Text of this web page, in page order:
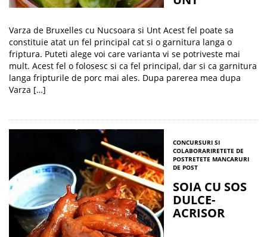
Varza de Bruxelles cu Nucsoara si Unt Acest fel poate sa
constituie atat un fel principal cat si o garnitura langa o
friptura. Puteti alege voi care varianta vi se potriveste mai
mult. Acest fel o folosesc si ca fel principal, dar si ca garnitura
langa fripturile de porc mai ales. Dupa parerea mea dupa
Varza […]
CONCURSURI SI
COLABORARIRETETE DE
POSTRETETE MANCARURI
DE POST
SOIA CU SOS
DULCE-
ACRISOR